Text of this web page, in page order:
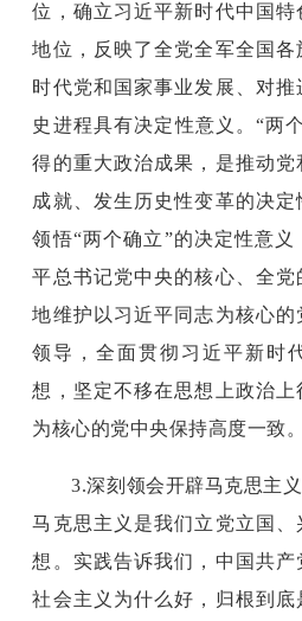
位，确立习近平新时代中国
地位，反映了全党全军全国
时代党和国家事业发展、对
史进程具有决定性意义。“两
得的重大政治成果，是推动
成就、发生历史性变革的决定
领悟“两个确立”的决定性意
平总书记党中央的核心、全
地维护以习近平同志为核心
领导，全面贯彻习近平新时
想，坚定不移在思想上政治
为核心的党中央保持高度一致。
3.深刻领会开辟马克思主义
马克思主义是我们立党立国
想。实践告诉我们，中国共
社会主义为什么好，归根到底